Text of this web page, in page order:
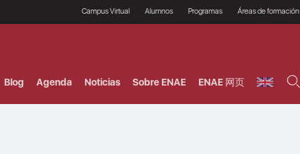
Campus Virtual Alumnos
Prácticas en empresas
Programas
Programas Ejecutivos
Áreas de formación
Riesgos
Blog Agenda Noticias Sobre ENAE ENAE 网页